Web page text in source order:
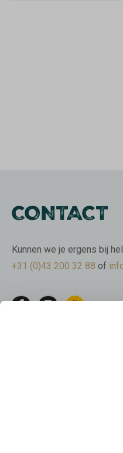
CONTACT
Kunnen we je ergens bij
+31 (0)43 200 32 88 of